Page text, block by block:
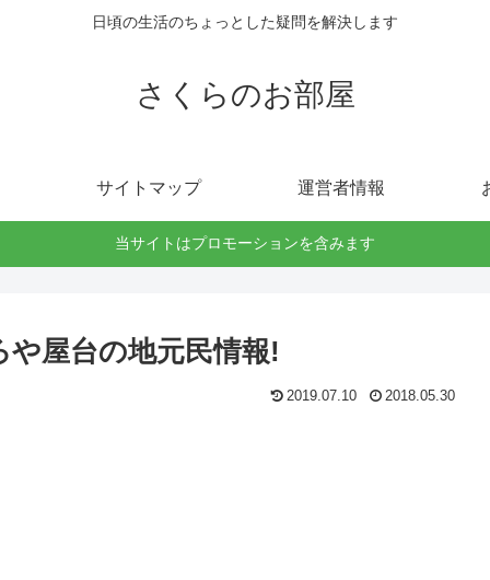
日頃の生活のちょっとした疑問を解決します
さくらのお部屋
サイトマップ 運営者情報
当サイトはプロモーションを含みます
屋台の地元民情報!
2019.07.10 2018.05.30